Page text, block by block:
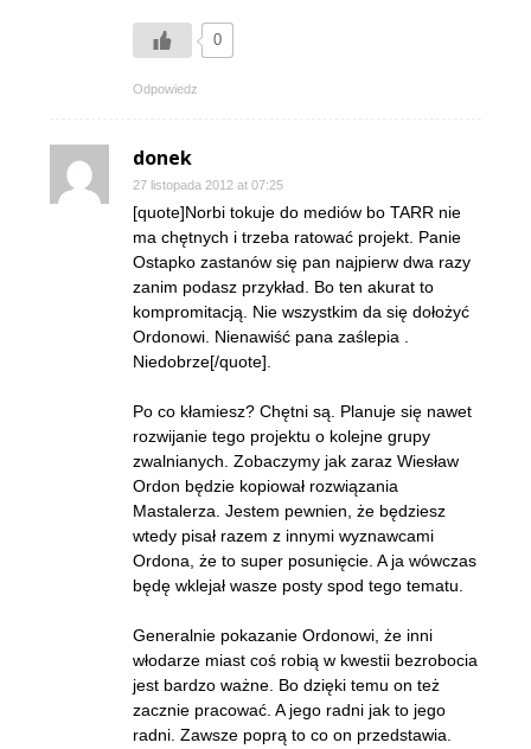
0
Odpowiedz
donek
27 listopada 2012 at 07:25
[quote]Norbi tokuje do mediów bo TARR nie
ma chętnych i trzeba ratować projekt. Panie
Ostapko zastanów się pan najpierw dwa razy
zanim podasz przykład. Bo ten akurat to
kompromitacją. Nie wszystkim da się dołożyć
Ordonowi. Nienawiść pana zaślepia .
Niedobrze[/quote].
Po co kłamiesz? Chętni są. Planuje się nawet
rozwijanie tego projektu o kolejne grupy
zwalnianych. Zobaczymy jak zaraz Wiesław
Ordon będzie kopiował rozwiązania
Mastalerza. Jestem pewnien, że będziesz
wtedy pisał razem z innymi wyznawcami
Ordona, że to super posunięcie. A ja wówczas
będę wklejał wasze posty spod tego tematu.
Generalnie pokazanie Ordonowi, że inni
włodarze miast coś robią w kwestii bezrobocia
jest bardzo ważne. Bo dzięki temu on też
zacznie pracować. A jego radni jak to jego
radni. Zawsze poprą to co on przedstawia.